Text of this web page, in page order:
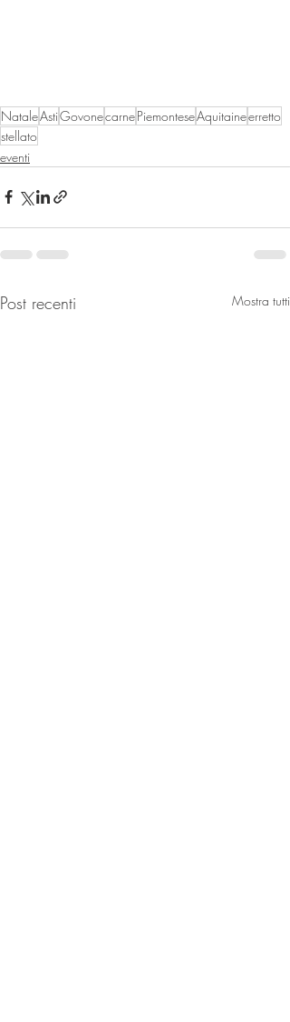
NataleAstiGovonecarnePiemonteseAquitaineerretto
stellato
eventi
Post recenti Mostra tutti